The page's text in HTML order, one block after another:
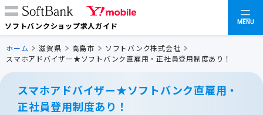
ソフトバンクショップ求人ガイド MENU
ホーム 滋賀県 高島市
ソフトバンク株式会社
スマホアドバイザー★ソフトバンク直雇用・正社員登用制度あり！
スマホアドバイザー★ソフトバンク直雇用・
正社員登用制度あり！